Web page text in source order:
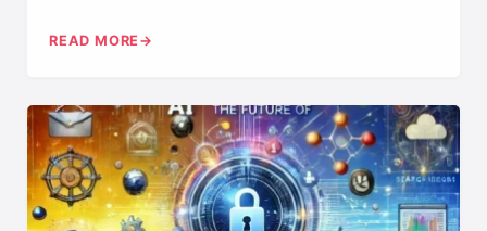
READ MORE